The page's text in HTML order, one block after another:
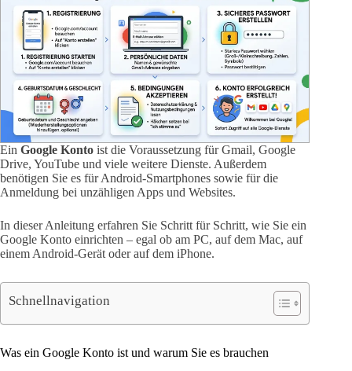
Ein Google Konto ist die Voraussetzung für Gmail, Google
Drive, YouTube und viele weitere Dienste. Außerdem
benötigen Sie es für Android-Smartphones sowie für die
Anmeldung bei unzähligen Apps und Websites.
In dieser Anleitung erfahren Sie Schritt für Schritt, wie Sie ein
Google Konto einrichten – egal ob am PC, auf dem Mac, auf
einem Android-Gerät oder auf dem iPhone.
Schnellnavigation
Was ein Google Konto ist und warum Sie es brauchen